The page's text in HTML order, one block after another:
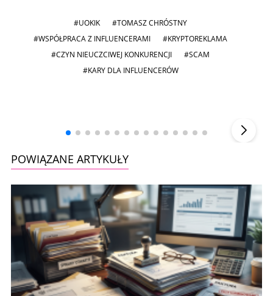
#UOKIK
#TOMASZ CHRÓSTNY
#WSPÓŁPRACA Z INFLUENCERAMI
#KRYPTOREKLAMA
#CZYN NIEUCZCIWEJ KONKURENCJI
#SCAM
#KARY DLA INFLUENCERÓW
POWIĄZANE ARTYKUŁY